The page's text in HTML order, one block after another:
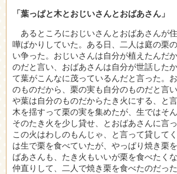
「葉っぱと木とおじいさんとおばあさん」
あるところにおじいさんとおばあさんが
嘩ばかりしていた。ある日、二人は庭の栗
い争った。おじいさんは自分が植えたんだ
のだと言い、おばあさんは自分が世話した
て葉がこんなに茂っているんだと言った。
のものだから、栗の実も自分のものだと言
や葉は自分のものだからたき火にする、と
木を揺すって栗の実を集めたが、生ではそ
そのたき火を少し貸せ、とおばあさんに言
この火はわしのもんじゃ、と言って貸して
は生で栗を食べていたが、やっぱり焼き栗
ばあさんも、たき火もいいが栗を食べたく
仲直りして、二人で焼き栗を食べたのだった